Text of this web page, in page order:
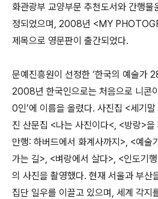
화관광부 교양부문 추천도서와 간행물
정되었으며, 2008년 <MY
제목으로 영문판이 출간되었다.
문예진흥원이 선정한 ‘한국의 예술가
2008년 한국인으로는 처음으로 니콘
0인’에 이름을 올렸다. 사진집 <세기
진 산문집 <나는 사진이다<, <방랑>
만행: 하버드에서 화계사까지>, <예술
가는 길>, <벼랑에서 살다>, <인도기
의 사진을 촬영했다. 현재 서울과 부산
집단 일우를 이끌고 있으며, 세계 각지